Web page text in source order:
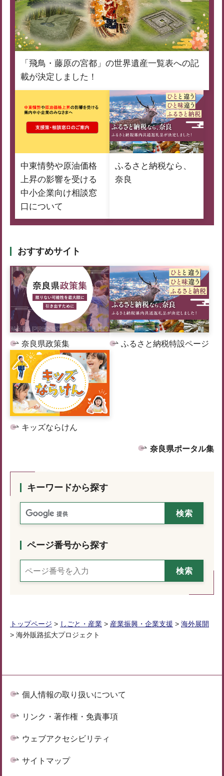
「飛鳥・藤原の宮都」の世界遺産一覧表への記
載が決定しました！
中東情勢や原油価格
上昇の影響を受ける
中小企業向け相談窓
口について
ふるさと納税なら、
奈良
おすすめサイト
奈良県政策集 ふるさと納税特設ページ
キッズならけん
奈良県ポータル集
キーワードから探す
ページ番号から探す
トップページ > しごと・産業 > 産業振興・企業支援 > 海外展開
> 海外販路拡大プロジェクト
個人情報の取り扱いについて
リンク・著作権・免責事項
ウェブアクセシビリティ
サイトマップ